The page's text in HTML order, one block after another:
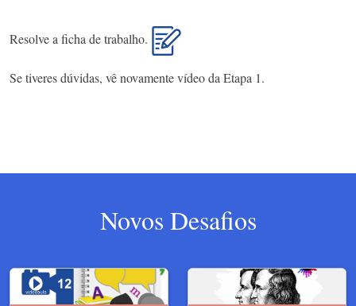
Resolve a ficha de trabalho.
Se tiveres dúvidas, vê novamente vídeo da Etapa 1.
Novos Desafios